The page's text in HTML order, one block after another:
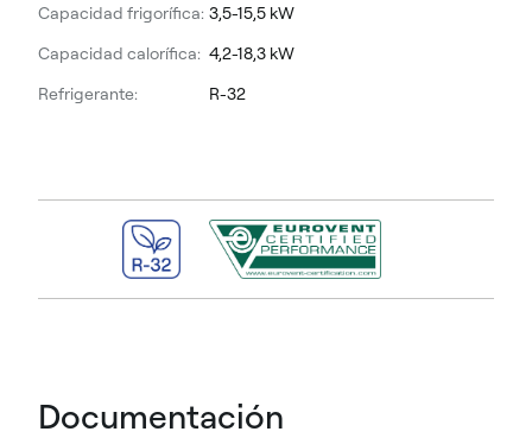
Capacidad frigorífica: 3,5-15,5 kW
Capacidad calorífica: 4,2-18,3 kW
Refrigerante:
R-32
Documentación